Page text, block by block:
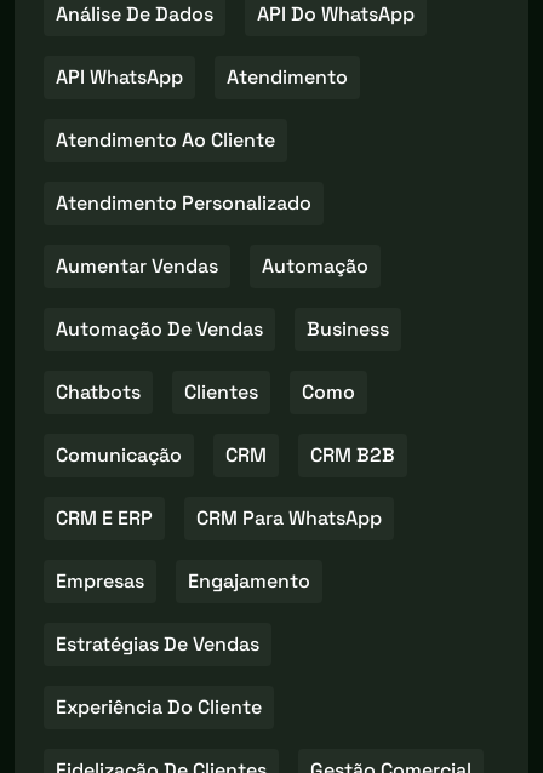
Análise De Dados API Do WhatsApp
API WhatsApp Atendimento
Atendimento Ao Cliente
Atendimento Personalizado
Aumentar Vendas Automação
Automação De Vendas Business
Chatbots Clientes Como
Comunicação CRM CRM B2B
CRM E ERP CRM Para WhatsApp
Empresas Engajamento
Estratégias De Vendas
Experiência Do Cliente